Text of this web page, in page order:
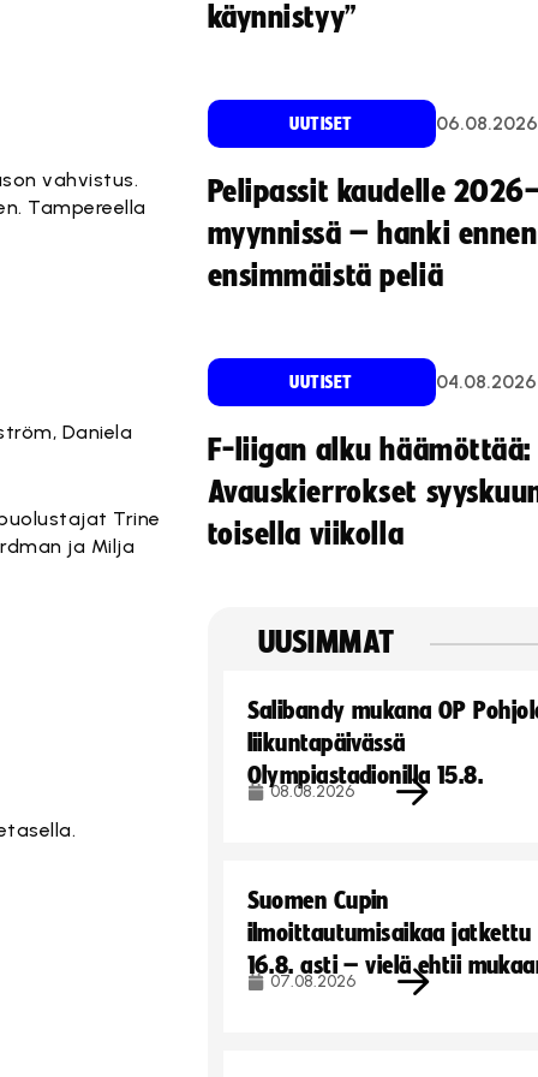
vahvistus.
Tampereella
Daniela
Trine
ja Milja
käynnistyy”
UUTISET 06.08.2026
Pelipassit kaudelle
myynnissä – hanki ennen
ensimmäistä peliä
UUTISET 04.08.2026
F-liigan alku häämöttää:
Avauskierrokset
toisella viikolla
UUSIMMAT
Salibandy mukana OP
liikuntapäivässä
Olympiastadionilla 15.8.
08.08.2026
Suomen Cupin
ilmoittautumisaikaa jatkettu
16.8. asti – vielä ehtii
07.08.2026